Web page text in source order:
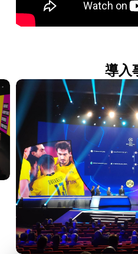
導入